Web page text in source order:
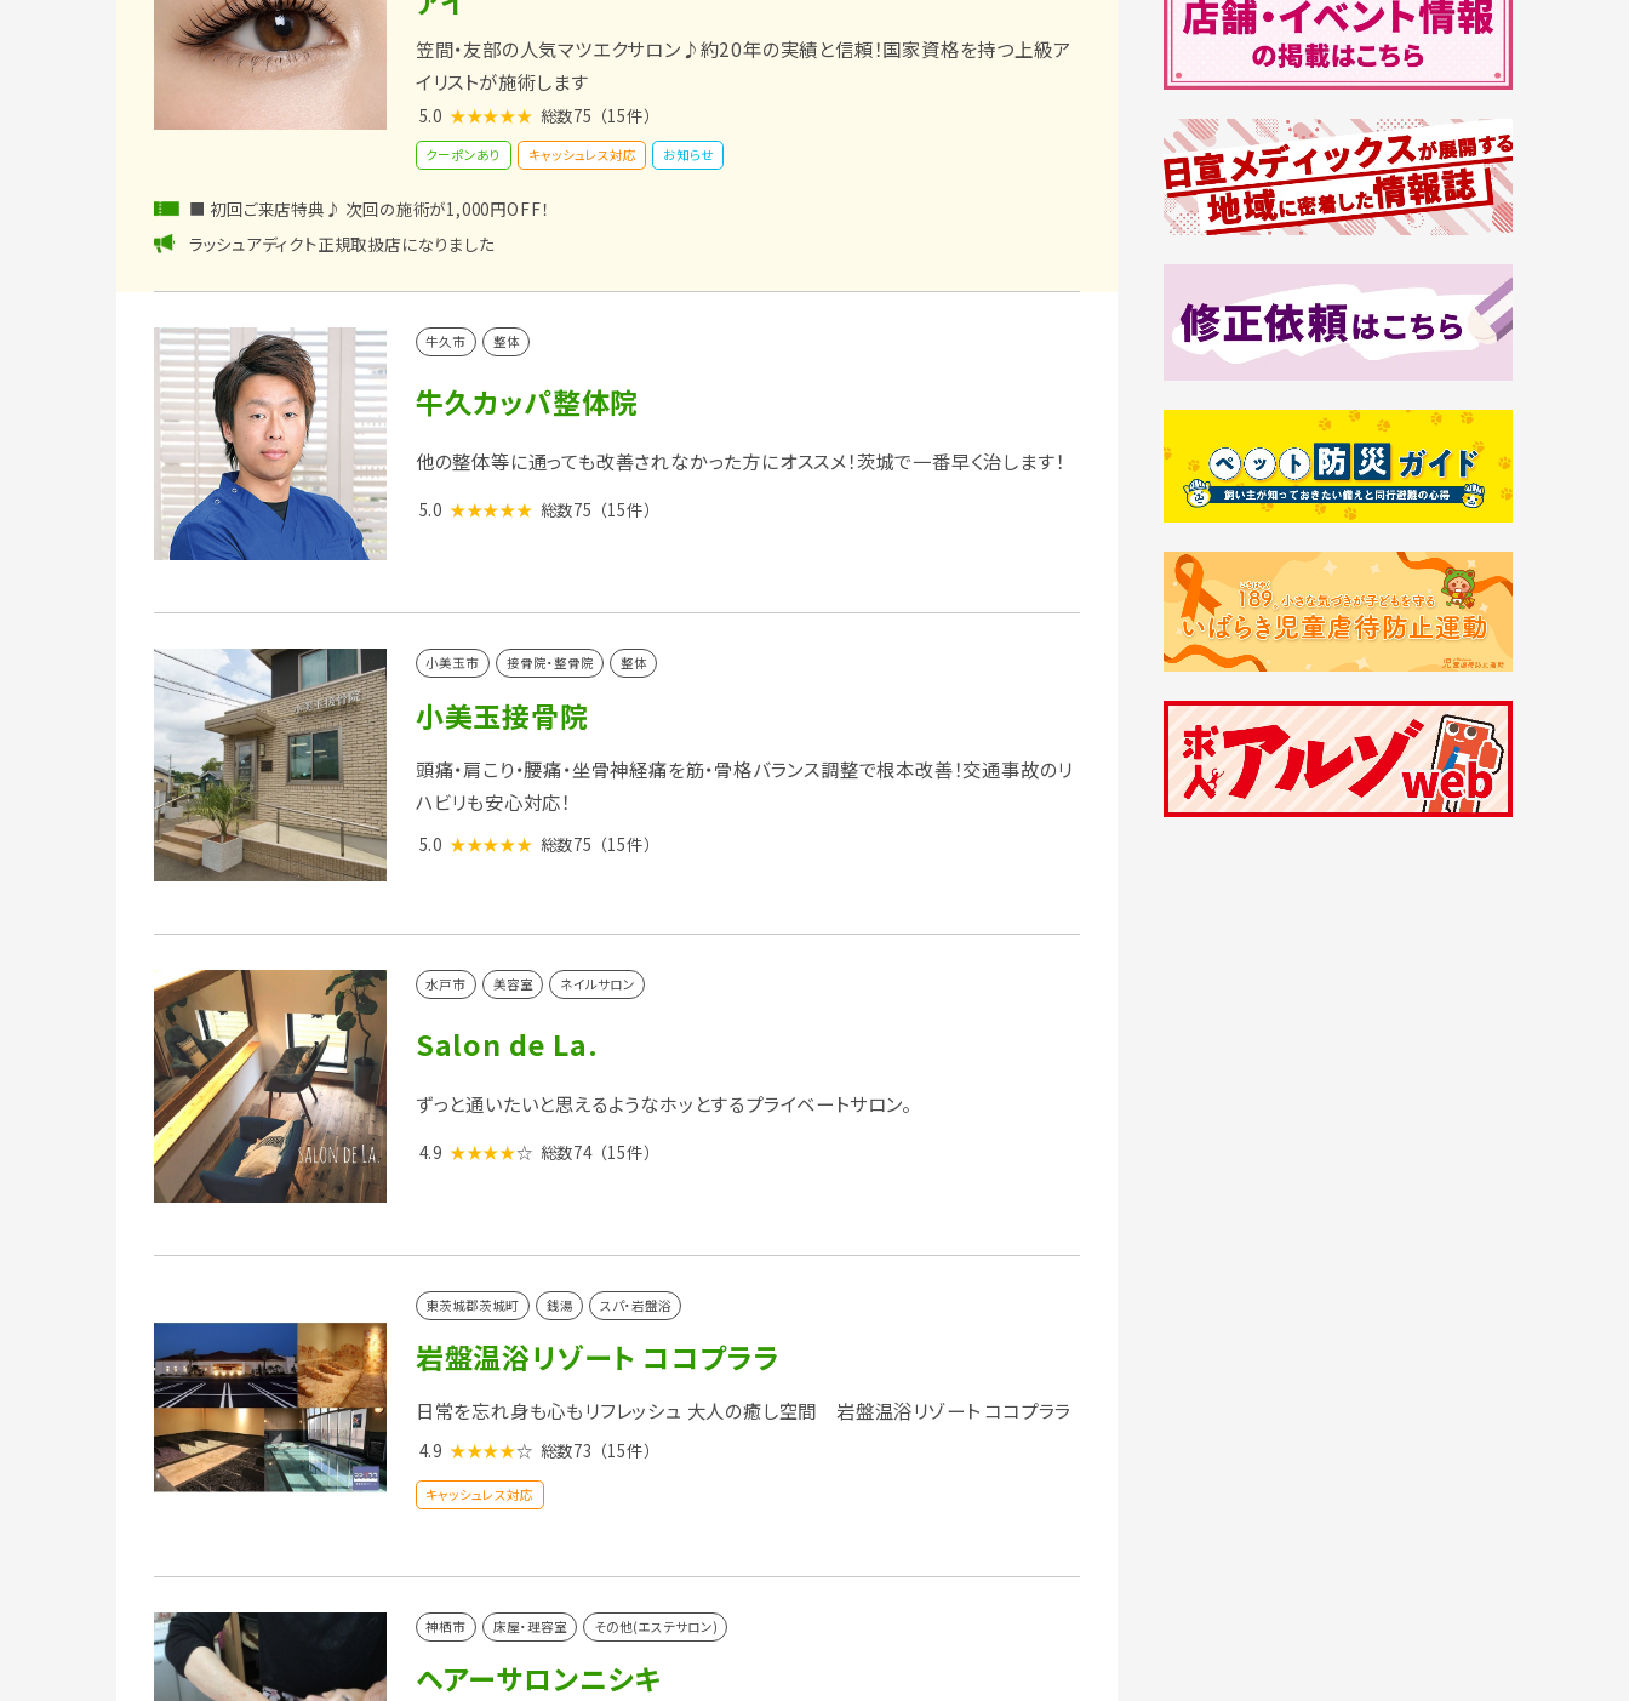
笠間・友部の人気マツエクサロン♪約20年の実績と信頼！国家資格を持つ上級ア
イリストが施術します
5.0 ★★★★★ 総数75 （15件）
クーポンあり キャッシュレス対応 お知らせ
■ 初回ご来店特典♪ 次回の施術が1,000円OFF！
ラッシュアディクト正規取扱店になりました
牛久市 整体
牛久カッパ整体院
他の整体等に通っても改善されなかった方にオススメ！茨城で一番早く治します！
5.0 ★★★★★ 総数75 （15件）
小美玉市 接骨院・整骨院 整体
小美玉接骨院
頭痛・肩こり・腰痛・坐骨神経痛を筋・骨格バランス調整で根本改善！交通事故のリ
ハビリも安心対応！
5.0 ★★★★★ 総数75 （15件）
水戸市 美容室 ネイルサロン
Salon de La.
ずっと通いたいと思えるようなホッとするプライベートサロン。
4.9 ★★★★☆ 総数74 （15件）
東茨城郡茨城町 銭湯 スパ・岩盤浴
岩盤温浴リゾート ココプララ
日常を忘れ身も心もリフレッシュ 大人の癒し空間 岩盤温浴リゾート ココプララ
4.9 ★★★★☆ 総数73 （15件）
キャッシュレス対応
神栖市 床屋・理容室 その他(エステサロン)
ヘアーサロンニシキ